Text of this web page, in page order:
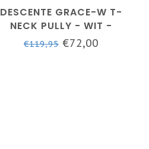
DESCENTE GRACE-W T-
NECK PULLY - WIT -
DAMES
€119,95 €72,00